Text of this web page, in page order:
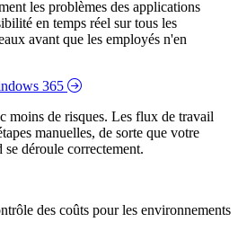
les problèmes des applications
en temps réel sur tous les
avant que les employés n'en
365
moins de risques. Les flux de travail
manuelles, de sorte que votre
déroule correctement.
des coûts pour les environnements